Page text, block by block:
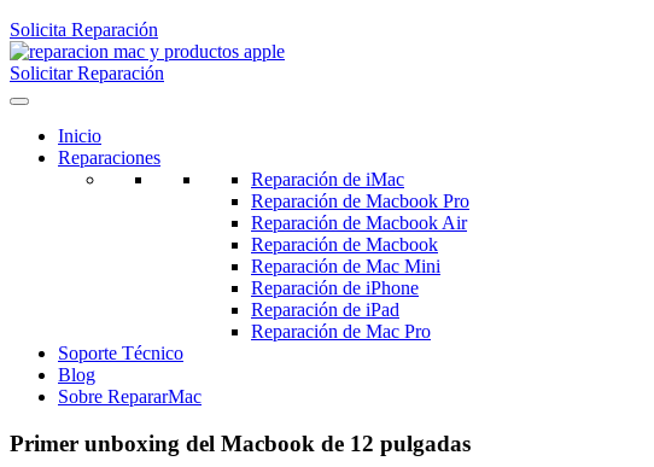
Solicita Reparación
Solicitar Reparación
Inicio
Reparaciones
Reparación de iMac
Reparación de Macbook Pro
Reparación de Macbook Air
Reparación de Macbook
Reparación de Mac Mini
Reparación de iPhone
Reparación de iPad
Reparación de Mac Pro
Soporte Técnico
Blog
Sobre RepararMac
Primer unboxing del Macbook de 12 pulgadas